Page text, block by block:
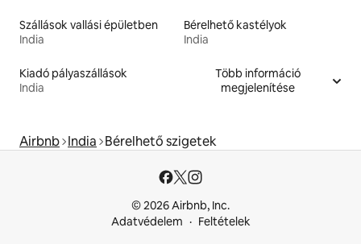
Szállások vallási épületben
India
Bérelhető kastélyok
India
Kiadó pályaszállások
India
Több információ
megjelenítése
Airbnb India Bérelhető szigetek
© 2026 Airbnb, Inc.
Adatvédelem
Feltételek